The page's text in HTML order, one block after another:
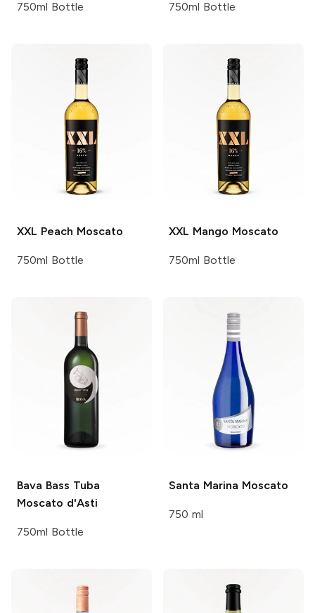
750ml Bottle 750ml Bottle
XXL Peach Moscato
750ml Bottle
XXL Mango Moscato
750ml Bottle
Bava Bass Tuba
Moscato d'Asti
750ml Bottle
Santa Marina Moscato
750 ml